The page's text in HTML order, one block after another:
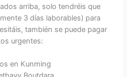
arriba, solo tendréis que
3 días laborables) para
también se puede pagar
urgentes:
en Kunming